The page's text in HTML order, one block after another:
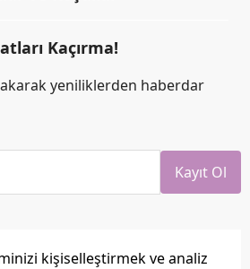
kişiselleştirmek ve analiz
Kaçırma!
yeniliklerden haberdar
Kayıt Ol